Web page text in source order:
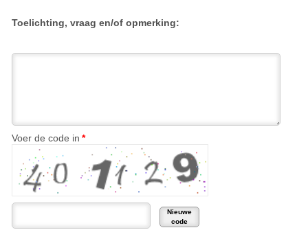
Toelichting, vraag en/of opmerking:
Voer de code in *
Nieuwe
code